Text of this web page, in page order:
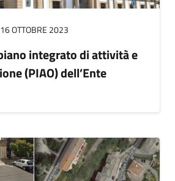
16 OTTOBRE 2023
integrato di attività e
(PIAO) dell’Ente